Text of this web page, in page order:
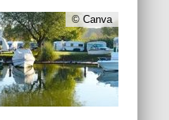
© Canva